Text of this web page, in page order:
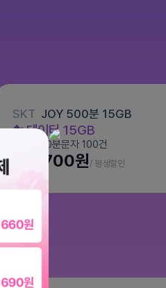
SKT JOY 500분 15GB
데이터 15GB
통화 500분문자 100건
월 7,700원 / 평생할인